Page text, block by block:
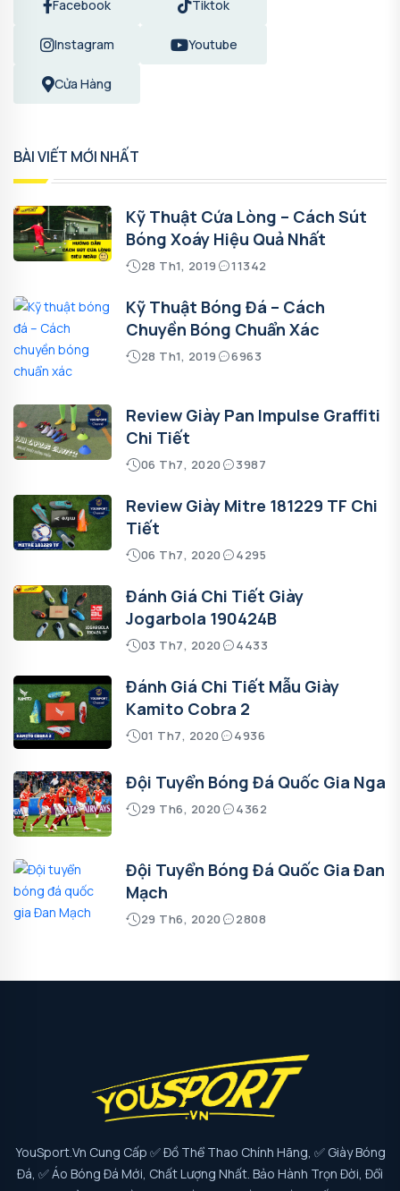
Facebook Tiktok
Instagram Youtube
Cửa Hàng
BÀI VIẾT MỚI NHẤT
Kỹ Thuật Cứa Lòng – Cách Sút
Bóng Xoáy Hiệu Quả Nhất
28 Th1, 2019 11342
Kỹ Thuật Bóng Đá – Cách
Chuyền Bóng Chuẩn Xác
28 Th1, 2019 6963
Review Giày Pan Impulse Graffiti
Chi Tiết
06 Th7, 2020 3987
Review Giày Mitre 181229 TF Chi
Tiết
06 Th7, 2020 4295
Đánh Giá Chi Tiết Giày
Jogarbola 190424B
03 Th7, 2020 4433
Đánh Giá Chi Tiết Mẫu Giày
Kamito Cobra 2
01 Th7, 2020 4936
Đội Tuyển Bóng Đá Quốc Gia Nga
29 Th6, 2020 4362
Đội Tuyển Bóng Đá Quốc Gia Đan
Mạch
29 Th6, 2020 2808
YouSport.vn Cung Cấp ✅ Đồ Thể Thao Chính Hãng, ✅ Giày Bóng
Đá, ✅ Áo Bóng Đá Mới, Chất Lượng Nhất. Bảo Hành Trọn Đời, Đổi